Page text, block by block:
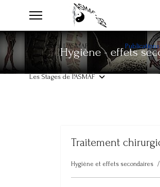
Adhésion à L'ASMAF-EFA
Les Stages de l'ASMAF
Hygiène - effets
Traitement
Hygiène et effets secondaires